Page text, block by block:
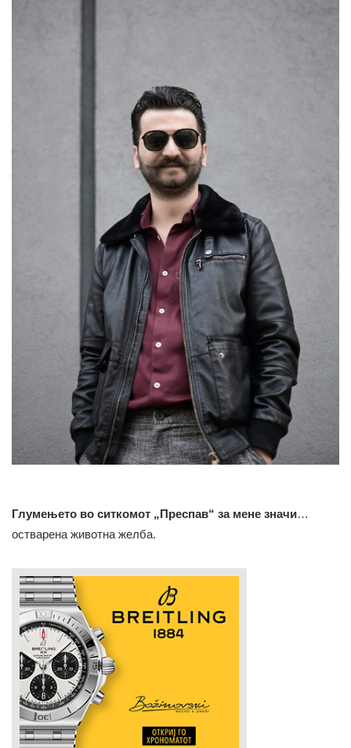
Глумењето во ситкомот „Преспав“ за мене значи…
остварена животна желба.